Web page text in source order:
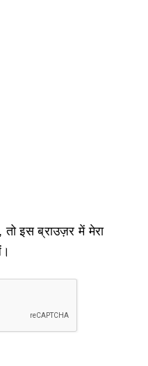
इस ब्राउज़र में मेरा